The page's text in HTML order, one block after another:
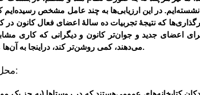
برگزاری کارگاه ترویج خواندن
بر گزاری دوره آموزشی
قصه گویی
در این ارزیابی‌ها به چند عامل مشخص رسیده‌ایم
که نتیجۀ تجربیات ده سالۀ اعضای فعال کانون در
اعضای جدید و جوان‌تر کانون و دیگرانی که کاری
‌می‌دهند، کمی روشن‌تر کند، دراینجا به آن‌ها ‌می‌پردازیم.
محل فیزیکی: